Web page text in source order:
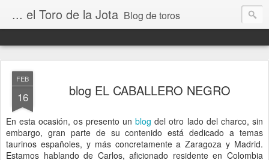
... el Toro de la Jota Blog de toros
FEB
16 blog EL CABALLERO NEGRO
En esta ocasión, os presento un blog del otro lado del charco, sin
embargo, gran parte de su contenido está dedicado a temas
taurinos españoles, y más concretamente a Zaragoza y Madrid.
Estamos hablando de Carlos, aficionado residente en Colombia